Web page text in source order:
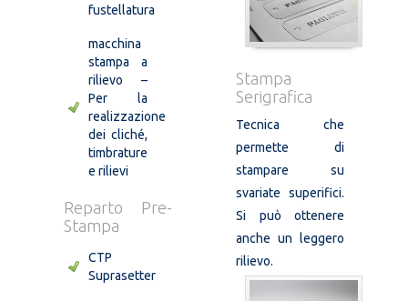
fustellatura
macchina
stampa a
rilievo –
Per la
realizzazione
dei cliché,
timbrature
e rilievi
Reparto Pre-
Stampa
CTP
Suprasetter
Stampa
Serigrafica
Tecnica che
permette di
stampare su
svariate superifici.
Si può ottenere
anche un leggero
rilievo.